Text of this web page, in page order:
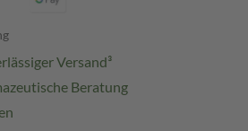
Versand³
Beratung